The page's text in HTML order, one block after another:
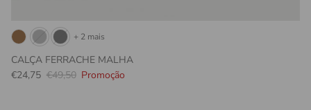
CALÇA FERRACHE MALHA
Preço promocional
€24,75 Preço normal
€49,50 Promoção
+ 2 mais